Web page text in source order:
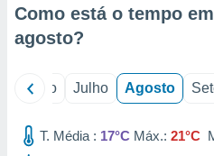
e
de
Como está o tempo
agosto?
Junho Julho Agosto
T. Média : 17°C Máx.: 21°C